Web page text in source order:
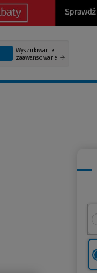
Wyszukiwanie
zaawansowane